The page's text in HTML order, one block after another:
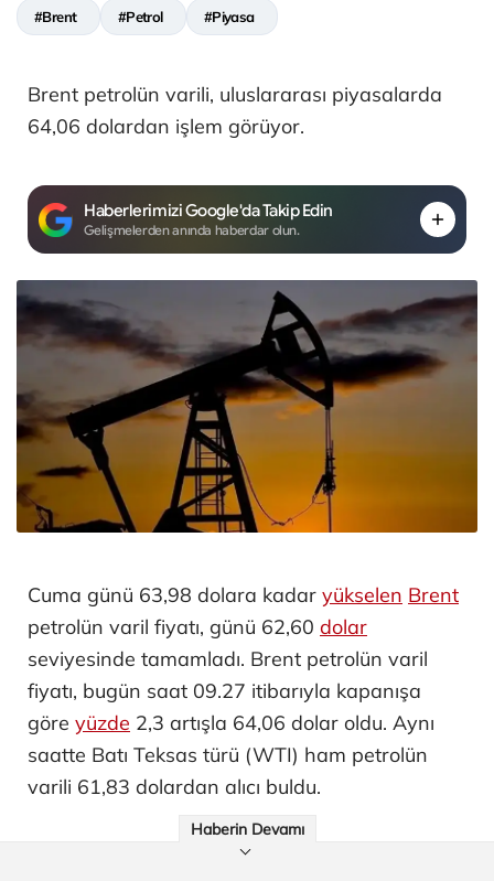
#Brent #Petrol #Piyasa
Brent petrolün varili, uluslararası piyasalarda
64,06 dolardan işlem görüyor.
Haberlerimizi Google'da Takip Edin
Gelişmelerden anında haberdar olun.
Cuma günü 63,98 dolara kadar yükselen Brent
petrolün varil fiyatı, günü 62,60 dolar
seviyesinde tamamladı. Brent petrolün varil
fiyatı, bugün saat 09.27 itibarıyla kapanışa
göre yüzde 2,3 artışla 64,06 dolar oldu. Aynı
saatte Batı Teksas türü (WTI) ham petrolün
varili 61,83 dolardan alıcı buldu.
Haberin Devamı